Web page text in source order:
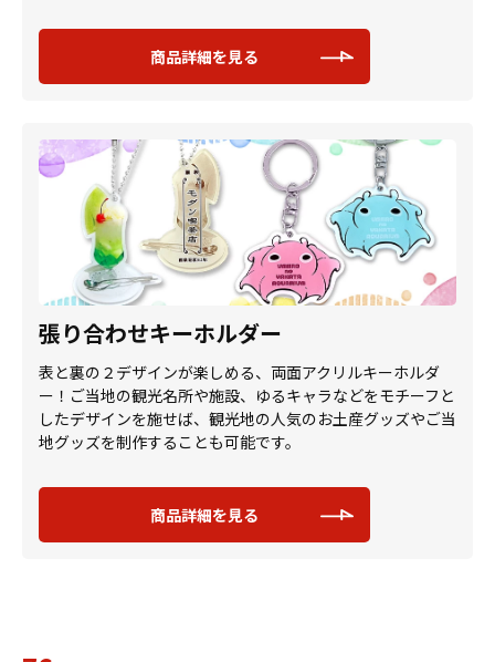
商品詳細を見る
張り合わせキーホルダー
表と裏の２デザインが楽しめる、両面アクリルキーホルダ
ー！ご当地の観光名所や施設、ゆるキャラなどをモチーフと
したデザインを施せば、観光地の人気のお土産グッズやご当
地グッズを制作することも可能です。
商品詳細を見る